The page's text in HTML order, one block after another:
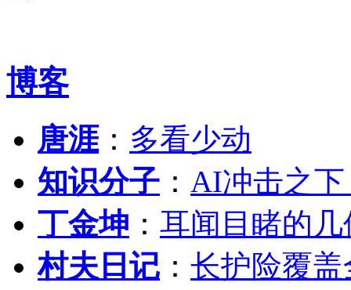
博客
唐涯： 多看少动
知识分子 ： AI冲击之
丁金坤 ： 耳闻目睹的
村夫日记 ： 长护险覆